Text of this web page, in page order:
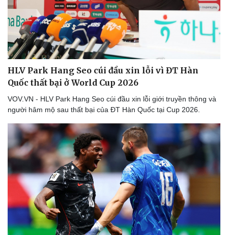
HLV Park Hang Seo cúi đầu xin lỗi vì ĐT Hàn
Quốc thất bại ở World Cup 2026
VOV.VN - HLV Park Hang Seo cúi đầu xin lỗi giới truyền thông và
người hâm mộ sau thất bại của ĐT Hàn Quốc tại Cup 2026.